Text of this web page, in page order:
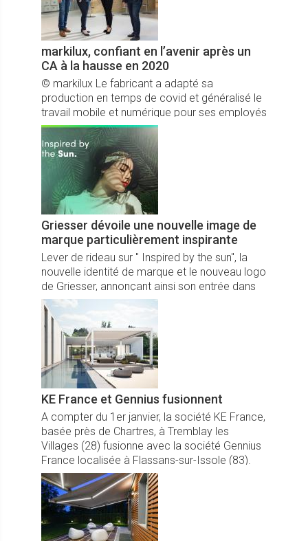
markilux, confiant en l’avenir après un
CA à la hausse en 2020
© markilux Le fabricant a adapté sa
production en temps de covid et généralisé le
travail mobile et numérique pour ses employés
et mobilisé ses clients finaux par le biais d’une
« campagne de distanciation sociale ».
Griesser dévoile une nouvelle image de
marque particulièrement inspirante
Lever de rideau sur " Inspired by the sun", la
nouvelle identité de marque et le nouveau logo
de Griesser, annonçant ainsi son entrée dans
une nouvelle ère.
KE France et Gennius fusionnent
A compter du 1er janvier, la société KE France,
basée près de Chartres, à Tremblay les
Villages (28) fusionne avec la société Gennius
France localisée à Flassans-sur-Issole (83).